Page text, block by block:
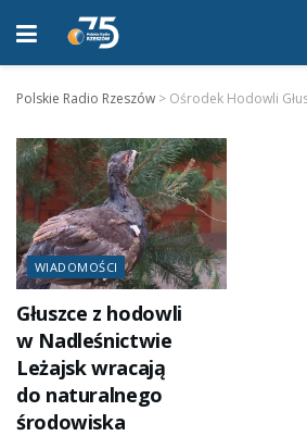
Polskie Radio Rzeszów > Ośrodek Hodowli
WIADOMOŚCI
Głuszce z hodowli
w Nadleśnictwie
Leżajsk wracają
do naturalnego
środowiska